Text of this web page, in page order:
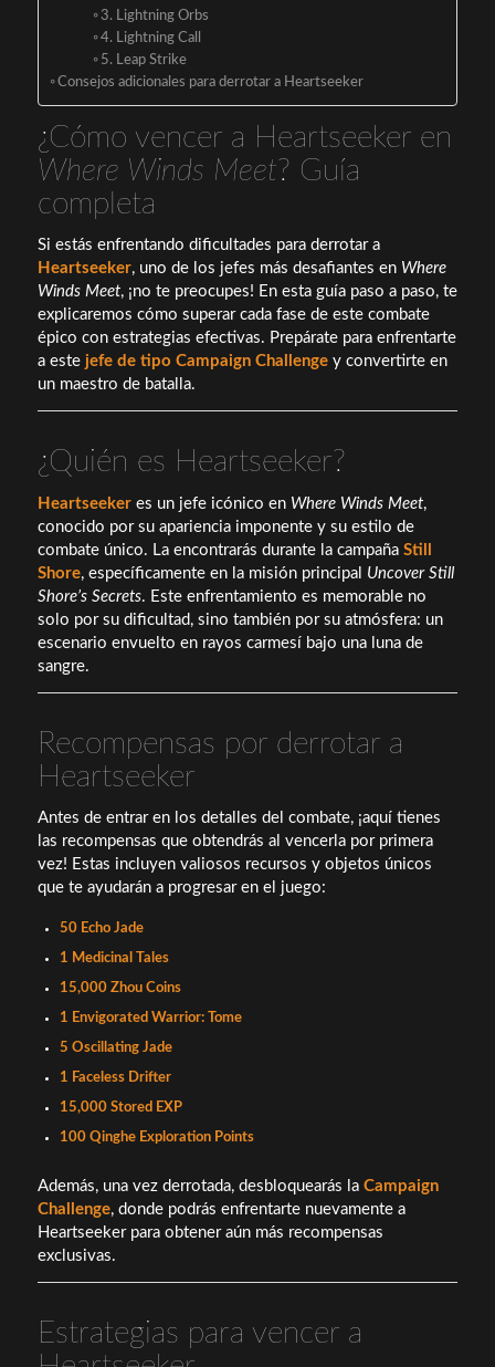
3. Lightning Orbs
4. Lightning Call
5. Leap Strike
Consejos adicionales para derrotar a Heartseeker
¿Cómo vencer a Heartseeker en
Where Winds Meet? Guía
completa
Si estás enfrentando dificultades para derrotar a
Heartseeker, uno de los jefes más desafiantes en Where
Winds Meet, ¡no te preocupes! En esta guía paso a paso, te
explicaremos cómo superar cada fase de este combate
épico con estrategias efectivas. Prepárate para enfrentarte
a este jefe de tipo Campaign Challengey convertirte en
un maestro de batalla.
¿Quién es Heartseeker?
Heartseekeres un jefe icónico en Where Winds Meet,
conocido por su apariencia imponente y su estilo de
combate único. La encontrarás durante la campaña Still
Shore, específicamente en la misión principal Uncover Still
Shore’s Secrets. Este enfrentamiento es memorable no
solo por su dificultad, sino también por su atmósfera: un
escenario envuelto en rayos carmesí bajo una luna de
sangre.
Recompensas por derrotar a
Heartseeker
Antes de entrar en los detalles del combate, ¡aquí tienes
las recompensas que obtendrás al vencerla por primera
vez! Estas incluyen valiosos recursos y objetos únicos
que te ayudarán a progresar en el juego:
50 Echo Jade
1 Medicinal Tales
15,000 Zhou Coins
1 Envigorated Warrior: Tome
5 Oscillating Jade
1 Faceless Drifter
15,000 Stored EXP
100 Qinghe Exploration Points
Además, una vez derrotada, desbloquearás la Campaign
Challenge, donde podrás enfrentarte nuevamente a
Heartseeker para obtener aún más recompensas
exclusivas.
Estrategias para vencer a